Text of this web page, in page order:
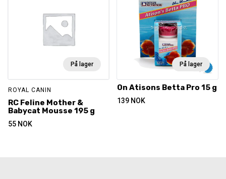
På lager
ROYAL CANIN
RC Feline Mother &
Babycat Mousse 195 g
55 NOK
På lager
On Atisons Betta Pro 15 g
139 NOK